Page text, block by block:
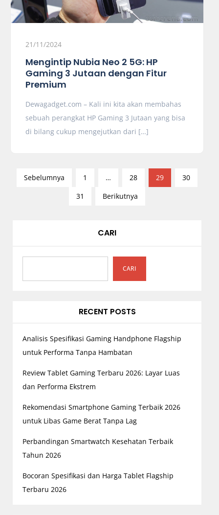
21/11/2024
Mengintip Nubia Neo 2 5G: HP
Gaming 3 Jutaan dengan Fitur
Premium
Dewagadget.com – Kali ini kita akan membahas
sebuah perangkat HP Gaming 3 Jutaan yang bisa
di bilang cukup mengejutkan dari […]
Sebelumnya 1 … 28 29
30
31
Berikutnya
CARI
CARI
RECENT POSTS
Analisis Spesifikasi Gaming Handphone Flagship
untuk Performa Tanpa Hambatan
Review Tablet Gaming Terbaru 2026: Layar Luas
dan Performa Ekstrem
Rekomendasi Smartphone Gaming Terbaik 2026
untuk Libas Game Berat Tanpa Lag
Perbandingan Smartwatch Kesehatan Terbaik
Tahun 2026
Bocoran Spesifikasi dan Harga Tablet Flagship
Terbaru 2026